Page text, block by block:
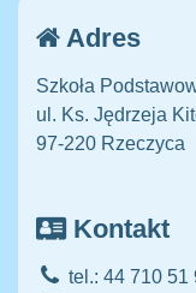
Adres
Szkoła
ul. Ks. Jędrzeja
97-220 Rzeczyca
Kontakt
tel.: 44 710 51